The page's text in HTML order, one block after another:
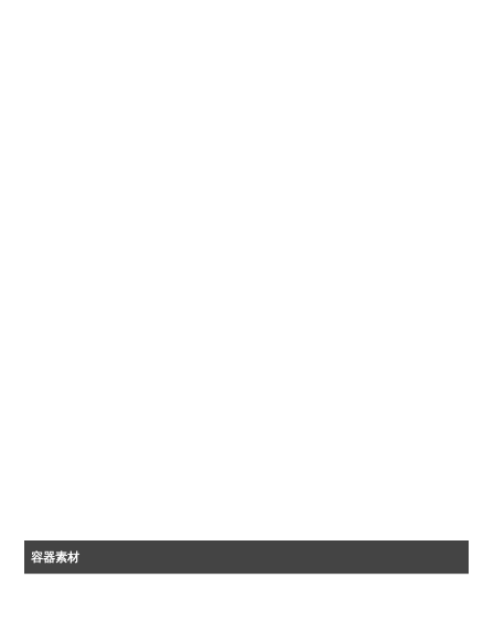
容器素材